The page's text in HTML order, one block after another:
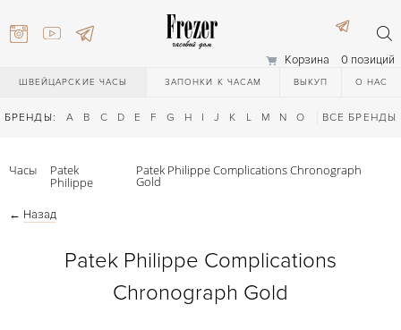
Корзина 0 позиций
ШВЕЙЦАРСКИЕ ЧАСЫ ЗАПОНКИ К ЧАСАМ ВЫКУП О НАС
БРЕНДЫ: A B C D E F G H I J K L M N O Q R S T
ВСЕ БРЕНДЫ
Часы Patek
Philippe
Patek Philippe Complications Chronograph
Gold
← Назад
Patek Philippe Complications
Chronograph Gold